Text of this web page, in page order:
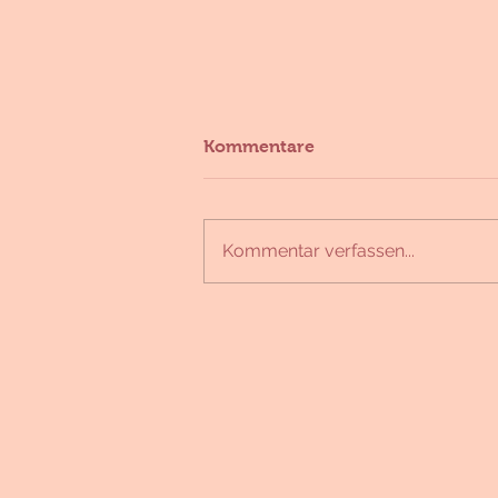
Kommentare
Kommentar verfassen...